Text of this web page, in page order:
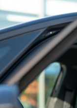
Hoppa till
Hoppa till